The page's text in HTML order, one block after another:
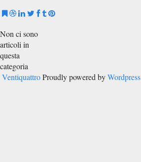
Non ci sono
articoli in
questa
categoria
Ventiquattro Proudly powered byWordpress